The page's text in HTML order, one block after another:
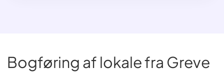
Bogføring af lokale fra Greve